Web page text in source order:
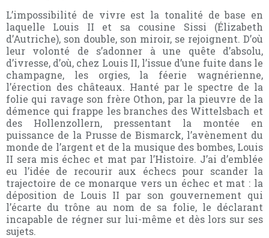
L’impossibilité de vivre est la tonalité de base en
laquelle Louis II et sa cousine Sissi (Élizabeth
d’Autriche), son double, son miroir, se rejoignent. D’où
leur volonté de s’adonner à une quête d’absolu,
d’ivresse, d’où, chez Louis II, l’issue d’une fuite dans le
champagne, les orgies, la féerie wagnérienne,
l’érection des châteaux. Hanté par le spectre de la
folie qui ravage son frère Othon, par la pieuvre de la
démence qui frappe les branches des Wittelsbach et
des Hollenzollern, pressentant la montée en
puissance de la Prusse de Bismarck, l’avènement du
monde de l’argent et de la musique des bombes, Louis
II sera mis échec et mat par l’Histoire. J’ai d’emblée
eu l’idée de recourir aux échecs pour scander la
trajectoire de ce monarque vers un échec et mat : la
déposition de Louis II par son gouvernement qui
l’écarte du trône au nom de sa folie, le déclarant
incapable de régner sur lui-même et dès lors sur ses
sujets.